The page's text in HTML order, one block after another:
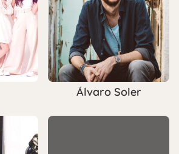
Álvaro Soler